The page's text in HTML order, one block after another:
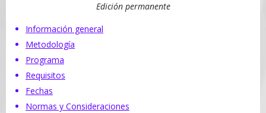
Edición permanente
Información general
Metodología
Programa
Requisitos
Fechas
Normas y Consideraciones